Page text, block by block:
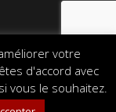
du sitevotre
d'accord avec
vous le souhaitez.